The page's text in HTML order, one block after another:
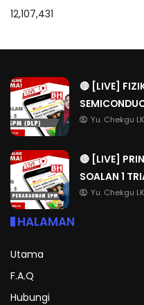
12,107,431
🔴 [LIVE]
Yu. Chekgu LK
🔴 [LIVE]
SOALAN 1
Yu. Chekgu LK
HALAMAN
Utama
F.A.Q
Hubungi